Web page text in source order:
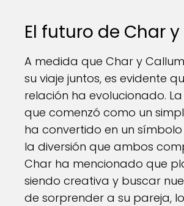
El futuro de Char
A medida que Char y
su viaje juntos, es evidente
relación ha evolucionado.
que comenzó como un
ha convertido en un
la diversión que ambos
Char ha mencionado que
siendo creativa y buscar
de sorprender a su pareja,